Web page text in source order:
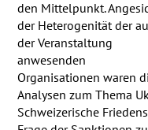
den Mittelpunkt.
der Heterogenität der
der Veranstaltung
anwesenden
Organisationen waren
Analysen zum Thema
Schweizerische